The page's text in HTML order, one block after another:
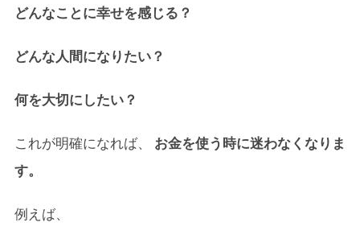
どんなことに幸せを感じる？
どんな人間になりたい？
何を大切にしたい？
これが明確になれば、 お金を使う時に迷わなくなりま
す。
例えば、